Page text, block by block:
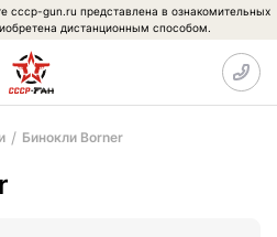
cccp-gun.ru представлена в ознакомительных
дистанционным способом.
Бинокли Borner